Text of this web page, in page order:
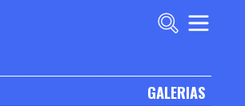
GALERIAS